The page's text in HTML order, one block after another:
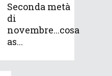
Seconda metà
di
novembre...cosa
as...